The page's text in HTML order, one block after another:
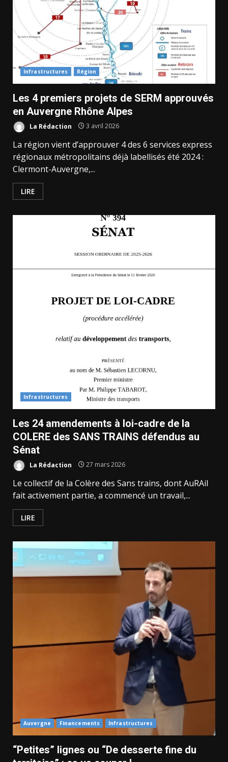
Infrastructures Région
Les 4 premiers projets de SERM approuvés
en Auvergne Rhône Alpes
La Rédaction 3 avril 2026
La région vient d’approuver 4 des 6 services express
régionaux métropolitains déjà labellisés été 2024 :
Clermont-Auvergne,...
LIRE
Infrastructures
Les 24 amendements à loi-cadre de la
COLERE des SANS TRAINS défendus au
Sénat
La Rédaction 27 mars 2026
Le collectif de la Colère des Sans trains, dont AuRAil
fait activement partie, a commencé un travail,...
LIRE
Auvergne Financements Infrastructures
“Petites” lignes ou “De desserte fine du